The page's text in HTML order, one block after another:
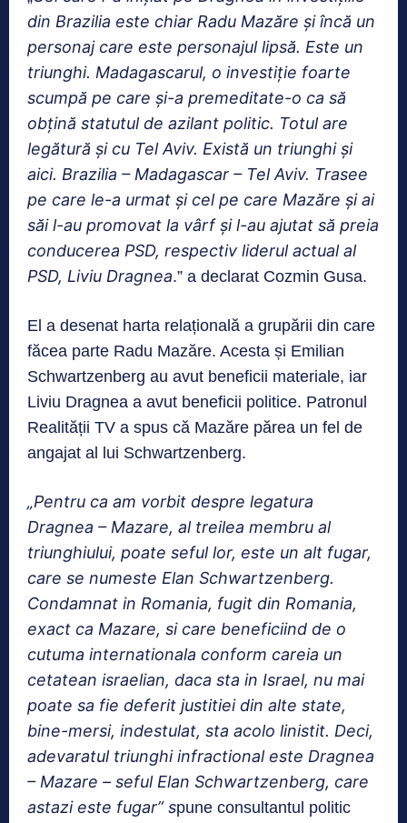
din Brazilia este chiar Radu Mazăre și încă un
personaj care este personajul lipsă. Este un
triunghi. Madagascarul, o investiție foarte
scumpă pe care și-a premeditate-o ca să
obțină statutul de azilant politic. Totul are
legătură și cu Tel Aviv. Există un triunghi și
aici. Brazilia – Madagascar – Tel Aviv. Trasee
pe care le-a urmat și cel pe care Mazăre și ai
săi l-au promovat la vârf și l-au ajutat să preia
conducerea PSD, respectiv liderul actual al
PSD, Liviu Dragnea.” a declarat Cozmin Gusa.
El a desenat harta relațională a grupării din care
făcea parte Radu Mazăre. Acesta și Emilian
Schwartzenberg au avut beneficii materiale, iar
Liviu Dragnea a avut beneficii politice. Patronul
Realității TV a spus că Mazăre părea un fel de
angajat al lui Schwartzenberg.
„Pentru ca am vorbit despre legatura
Dragnea – Mazare, al treilea membru al
triunghiului, poate seful lor, este un alt fugar,
care se numeste Elan Schwartzenberg.
Condamnat in Romania, fugit din Romania,
exact ca Mazare, si care beneficiind de o
cutuma internationala conform careia un
cetatean israelian, daca sta in Israel, nu mai
poate sa fie deferit justitiei din alte state,
bine-mersi, indestulat, sta acolo linistit. Deci,
adevaratul triunghi infractional este Dragnea
– Mazare – seful Elan Schwartzenberg, care
astazi este fugar” spune consultantul politic